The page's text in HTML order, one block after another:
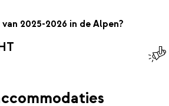
2025-2026 in de Alpen?